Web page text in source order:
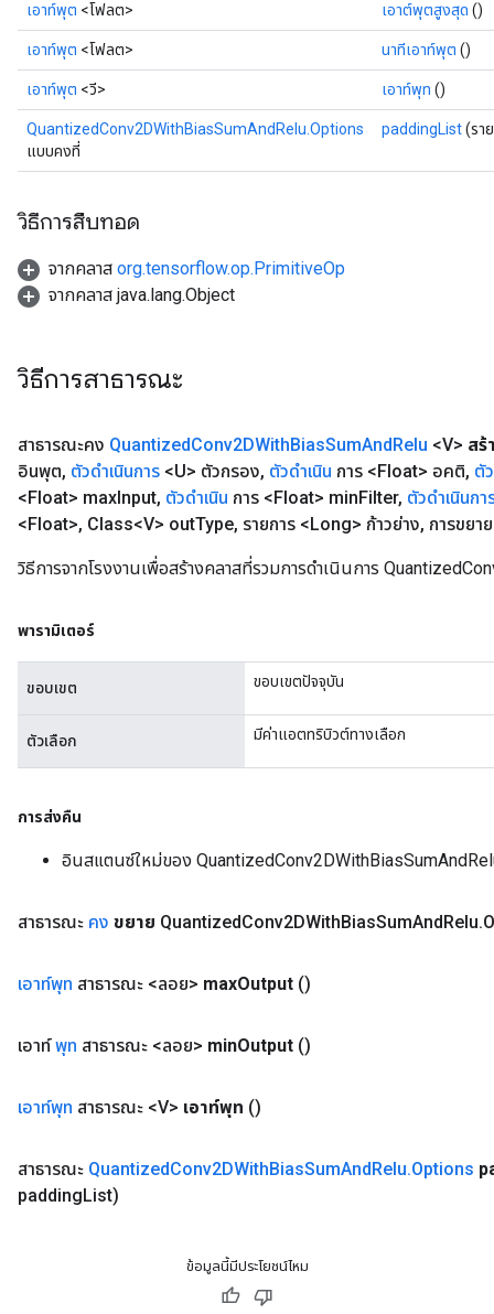
เอาท์พุต <โฟลต> เอาต์พุตสูงสุด ()
เอาท์พุต <โฟลต> นาทีเอาท์พุต ()
เอาท์พุต <วี> เอาท์พุท ()
QuantizedConv2DWithBiasSumAndRelu.Options
แบบคงที่
paddingList(รา
วิธีการสืบทอด
จากคลาส org.tensorflow.op.PrimitiveOp
จากคลาส java.lang.Object
วิธีการสาธารณะ
สาธารณะคง QuantizedConv2DWithBiasSumAndRelu <V> สร้
อินพุต, ตัวดำเนินการ <U> ตัวกรอง, ตัวดำเนิน การ <Float> อคติ, ตั
<Float> maxInput, ตัวดำเนิน การ <Float> minFilter, ตัวดำเนินกา
<Float>, Class<V> outType, รายการ <Long> ก้าวย่าง, การขยา
วิธีการจากโรงงานเพื่อสร้างคลาสที่รวมการดำเนินการ
พารามิเตอร์
ขอบเขต ขอบเขตปัจจุบัน
ตัวเลือก มีค่าแอตทริบิวต์ทางเลือก
การส่งคืน
อินสแตนซ์ใหม่ของ
สาธารณะ คง ขยาย QuantizedConv2DWithBiasSumAndRelu.
เอาท์พุท สาธารณะ <ลอย> maxOutput ()
เอาท์พุท สาธารณะ <ลอย> minOutput ()
เอาท์พุท สาธารณะ <V> เอาท์พุท ()
สาธารณะ QuantizedConv2DWithBiasSumAndRelu.Options
paddingList)
ข้อมูลนี้มีประโยชน์ไหม